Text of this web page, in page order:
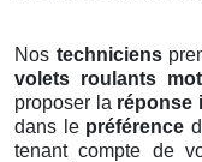
Nos techniciens
volets roulants
proposer la réponse
dans le préférence
tenant compte de